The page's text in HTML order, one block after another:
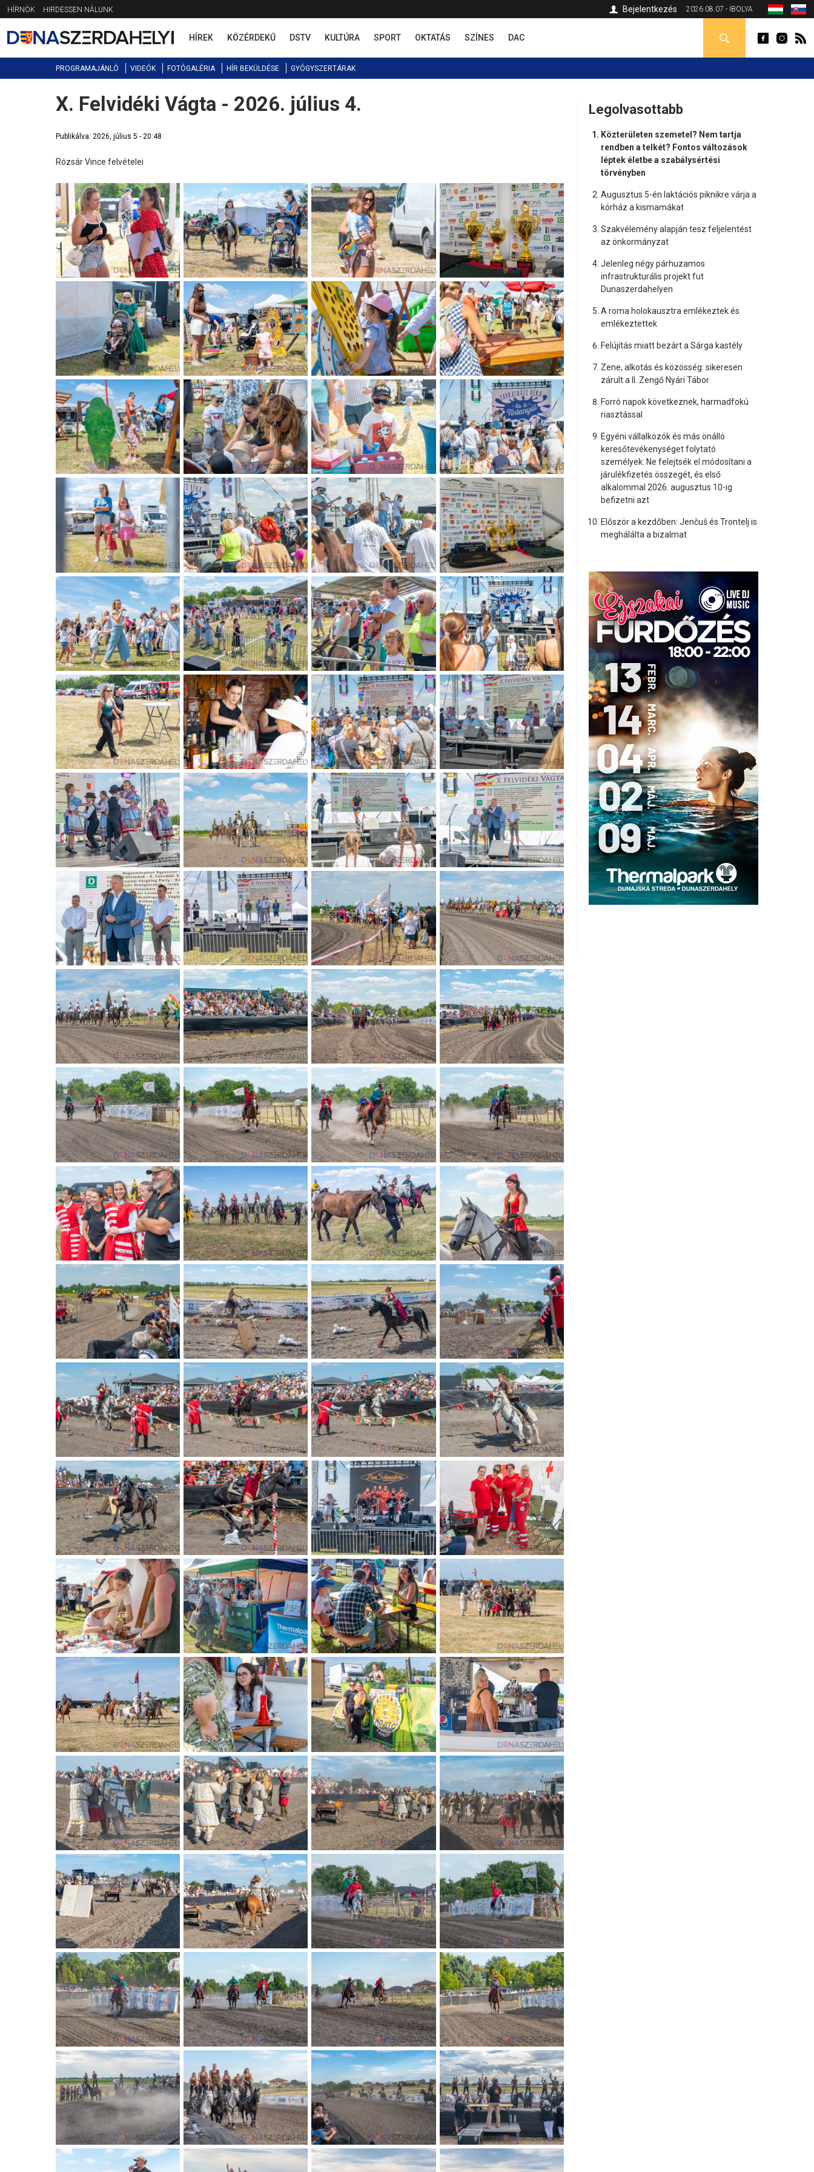
Jump
to
navigation
HÍRNÖK HIRDESSEN NÁLUNK 2026.08.07 - IBOLYA
Bejelentkezés
HÍREK KÖZÉRDEKŰ DSTV KULTÚRA SPORT OKTATÁS SZÍNES DAC
PROGRAMAJÁNLÓ VIDEÓK FOTÓGALÉRIA HÍR BEKÜLDÉSE GYÓGYSZERTÁRAK
Back
to
X. Felvidéki Vágta - 2026. július 4.
Publikálva: 2026, július 5 - 20:48
Rózsár Vince felvételei
Legolvasottabb
Közterületen szemetel? Nem tartja
rendben a telkét? Fontos változások
léptek életbe a szabálysértési
törvényben
Augusztus 5-én laktációs piknikre várja a
kórház a kismamákat
Szakvélemény alapján tesz feljelentést
az önkormányzat
Jelenleg négy párhuzamos
infrastrukturális projekt fut
Dunaszerdahelyen
A roma holokausztra emlékeztek és
emlékeztettek
Felújítás miatt bezárt a Sárga kastély
Zene, alkotás és közösség: sikeresen
zárult a II. Zengő Nyári Tábor
Forró napok következnek, harmadfokú
riasztással
Egyéni vállalkozók és más önálló
keresőtevékenységet folytató
személyek: Ne felejtsék el módosítani a
járulékfizetés összegét, és első
alkalommal 2026. augusztus 10-ig
befizetni azt
Először a kezdőben: Jenčuš és Trontelj is
meghálálta a bizalmat